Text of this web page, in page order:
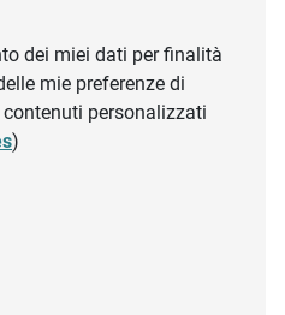
dei miei dati per finalità
mie preferenze di
personalizzati
)